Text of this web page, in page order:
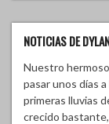
NOTICIAS DE
Nuestro hermoso
pasar unos días
primeras lluvias
crecido